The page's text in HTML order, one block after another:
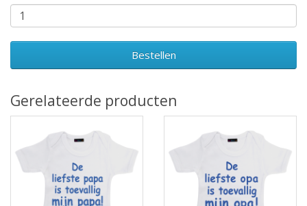
Bestellen
Gerelateerde producten